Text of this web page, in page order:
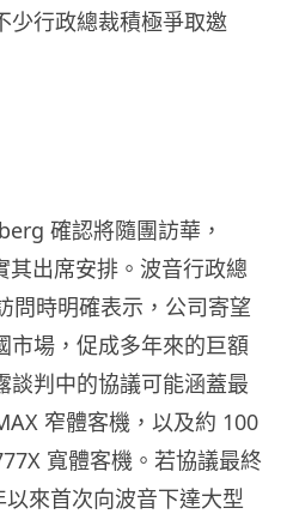
少行政總裁積極爭取邀
確認將隨團訪華，
其出席安排。波音行政總
問時明確表示，公司寄望
市場，促成多年來的巨額
談判中的協議可能涵蓋最
窄體客機，以及約 100
寬體客機。若協議最終
來首次向波音下達大型